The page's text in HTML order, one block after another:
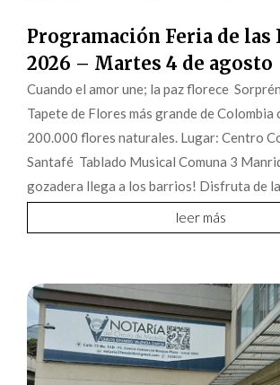
Programación Feria de las
2026 – Martes 4 de agosto
Cuando el amor une; la paz florece
Tapete de Flores más grande de Colombia
200.000 flores naturales. Lugar: Centro
Santafé Tablado Musical Comuna 3
gozadera llega a los barrios! Disfruta de
leer más